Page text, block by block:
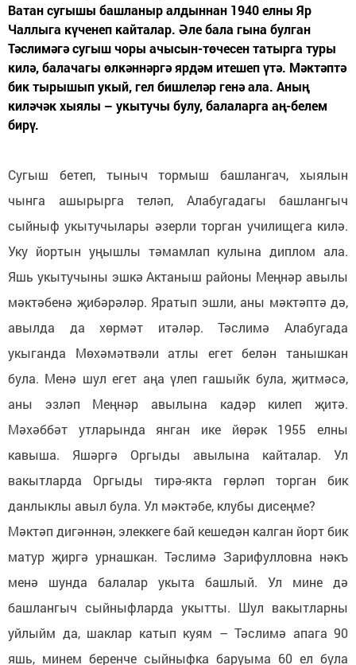
Ватан сугышы башланыр алдыннан 1940 елны Яр
Чаллыга күченеп кайталар. Әле бала гына булган
Тәслимәгә сугыш чоры ачысын-төчесен татырга туры
килә, балачагы өлкәннәргә ярдәм итешеп үтә. Мәктәптә
бик тырышып укый, гел бишлеләр генә ала. Аның
киләчәк хыялы – укытучы булу, балаларга аң-белем
бирү.
Сугыш бетеп, тыныч тормыш башлангач, хыялын
чынга ашырырга теләп, Алабугадагы башлангыч
сыйныф укытучылары әзерли торган училищега килә.
Уку йортын уңышлы тәмамлап кулына диплом ала.
Яшь укытучыны эшкә Актаныш районы Меңнәр авылы
мәктәбенә җибәрәләр. Яратып эшли, аны мәктәптә дә,
авылда да хөрмәт итәләр. Тәслимә Алабугада
укыганда Мөхәмәтвәли атлы егет белән танышкан
була. Менә шул егет аңа үлеп гашыйк була, җитмәсә,
аны эзләп Меңнәр авылына кадәр килеп җитә.
Мәхәббәт утларында янган ике йөрәк 1955 елны
кавыша. Яшәргә Оргыды авылына кайталар. Ул
вакытларда Оргыды тирә-якта гөрләп торган бик
данлыклы авыл була. Ул мәктәбе, клубы дисеңме?
Мәктәп дигәннән, элеккеге бай кешедән калган йорт бик
матур җиргә урнашкан. Тәслимә Зарифулловна нәкъ
менә шунда балалар укыта башлый. Ул мине дә
башлангыч сыйныфларда укытты. Шул вакытларны
уйлыйм да, шаклар катып куям – Тәслимә апага 90
яшь, минем беренче сыйныфка баруыма 60 ел була